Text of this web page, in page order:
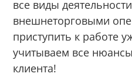
все виды
внешнеторговыми
приступить к работе
учитываем все
клиента!